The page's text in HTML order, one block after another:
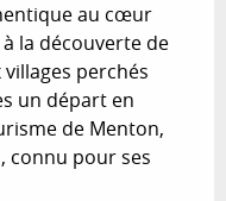
au cœur
la découverte de
perchés
un départ en
de Menton,
connu pour ses